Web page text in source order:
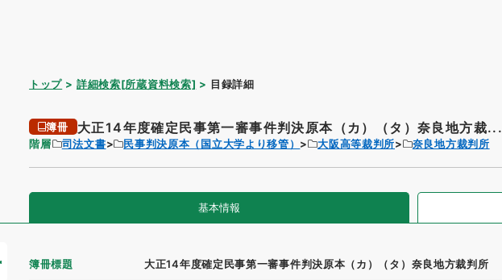
トップ 詳細検索[所蔵資料検索] 目録詳細
簿冊 大正14年度確定民事第一審事件判決原本（カ）（タ）奈良地方裁...
階層 司法文書 民事判決原本（国立大学より移管） 大阪高等裁判所 奈良地方裁判所
基本情報
簿冊標題 大正14年度確定民事第一審事件判決原本（カ）（タ）奈良地方裁判所